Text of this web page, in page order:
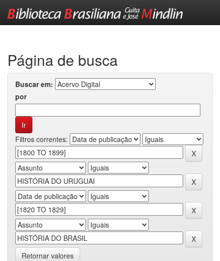
Página de busca
Buscar em:
por
Filtros correntes:
Retornar valores